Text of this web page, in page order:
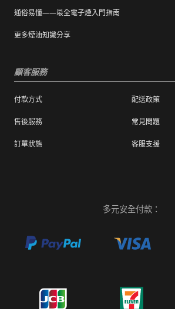
通俗易懂——最全電子煙入門指南
更多煙油知識分享
顧客服務
付款方式 配送政策
售後服務 常見問題
訂單狀態 客服支援
多元安全付款：